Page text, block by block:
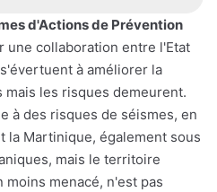
d'Actions de Prévention
une collaboration entre l'Etat
à améliorer la
les risques demeurent.
à des risques de séismes, en
la Martinique, également sous
mais le territoire
menacé, n'est pas